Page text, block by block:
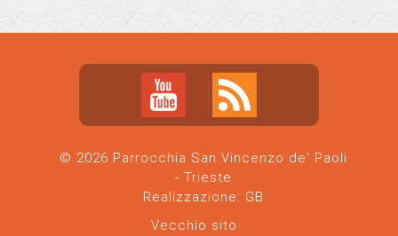
© 2026 Parrocchia San Vincenzo de' Paoli
- Trieste
Realizzazione: GB
Vecchio sito